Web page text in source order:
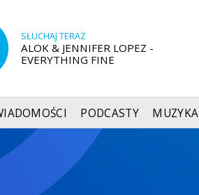
SŁUCHAJ TERAZ
ALOK & JENNIFER LOPEZ -
EVERYTHING FINE
PODCASTY MUZYKA